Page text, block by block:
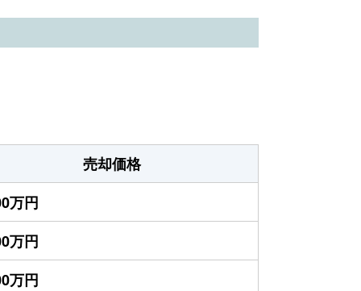
売却価格
万円
万円
万円